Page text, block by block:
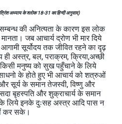
अध्याय के श्लोक 18-31 का हिन्दी अनुवाद)
की अनित्यता के कारण इस लोक
जब आचार्य द्रोण भी मार दिये
सूर्योदय तक जीवित रहने का दृढ़
ही अस्त्र, बल, पराक्रम, क्रिया,अच्छी
मनुष्य को सुख पहुँचाने के लिये
के होते हुए भी आचार्य को शत्रुओं
और सूर्य के समान तेजस्वी, विष्णु और
बृहस्पति और शुक्राचार्य के समान
के लिये इनके दुःसह अस्त्र आदि पास न
कर सके।